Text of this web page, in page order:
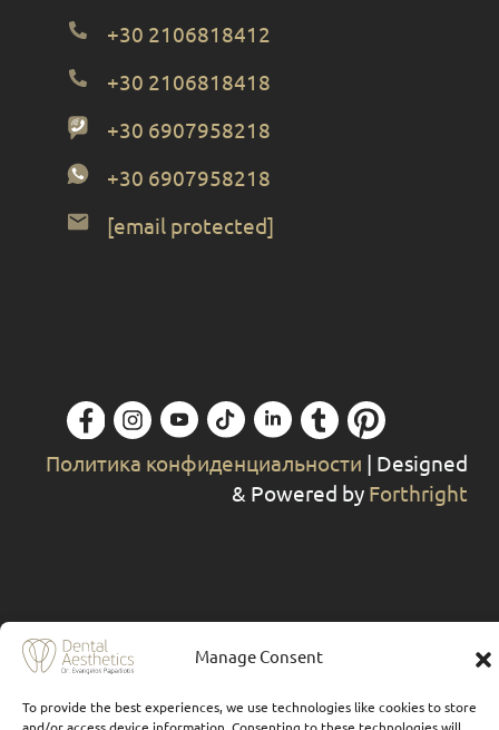
Manage Consent
To provide the best experiences, we use technologies like cookies to store
+30 2106818412
+30 2106818418
+30 6907958218
+30 6907958218
[email protected]
Политика конфиденциальности | Designed
& Powered by Forthright